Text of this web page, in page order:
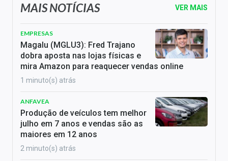
MAIS NOTÍCIAS VER MAIS
EMPRESAS
Magalu (MGLU3): Fred Trajano
dobra aposta nas lojas físicas e
mira Amazon para reaquecer vendas online
1 minuto(s) atrás
ANFAVEA
Produção de veículos tem melhor
julho em 7 anos e vendas são as
maiores em 12 anos
2 minuto(s) atrás